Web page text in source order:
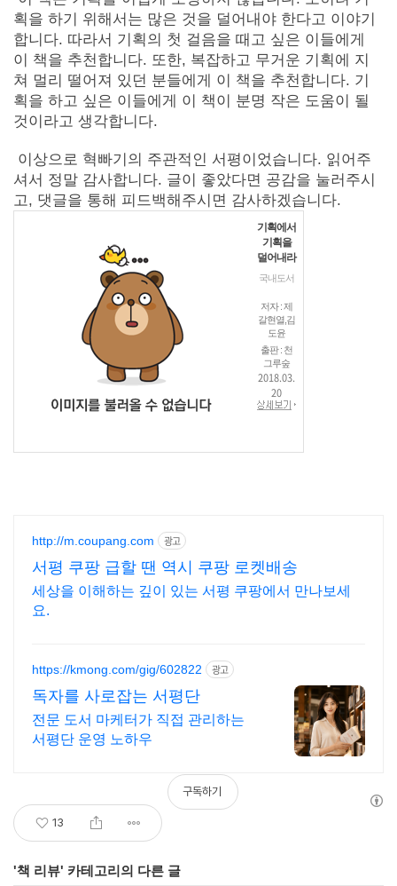
획을 하기 위해서는 많은 것을 덜어내야 한다고 이야기
합니다. 따라서 기획의 첫 걸음을 때고 싶은 이들에게
이 책을 추천합니다. 또한, 복잡하고 무거운 기획에 지
쳐 멀리 떨어져 있던 분들에게 이 책을 추천합니다. 기
획을 하고 싶은 이들에게 이 책이 분명 작은 도움이 될
것이라고 생각합니다.
이상으로 혁빠기의 주관적인 서평이었습니다. 읽어주
셔서 정말 감사합니다. 글이 좋았다면 공감을 눌러주시
고, 댓글을 통해 피드백해주시면 감사하겠습니다.
기획에서
기획을
덜어내라
국내도서
저자 : 제
갈현열,김
도윤
출판 : 천
그루숲
2018.03.
20
http://m.coupang.com 광고
서평 쿠팡 급할 땐 역시 쿠팡 로켓배송
세상을 이해하는 깊이 있는 서평 쿠팡에서 만나보세
요.
https://kmong.com/gig/602822 광고
독자를 사로잡는 서평단
전문 도서 마케터가 직접 관리하는
서평단 운영 노하우
13
구독하기
'책 리뷰' 카테고리의 다른 글